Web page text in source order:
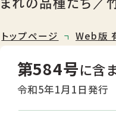
店舗一覧
まれの品種たち／
トップページ Web版
第584号に含
令和5年1月1日発行